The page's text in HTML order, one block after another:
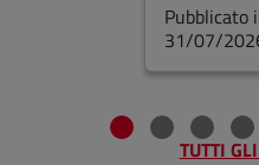
Pubblicato
31/07/
TUTTI